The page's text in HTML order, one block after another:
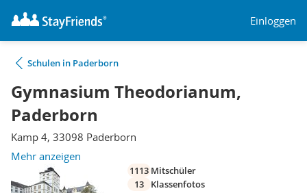
Einloggen
Schulen in Paderborn
Gymnasium Theodorianum,
Paderborn
Kamp 4, 33098 Paderborn
Mehr anzeigen
1113 Mitschüler
13
Klassenfotos